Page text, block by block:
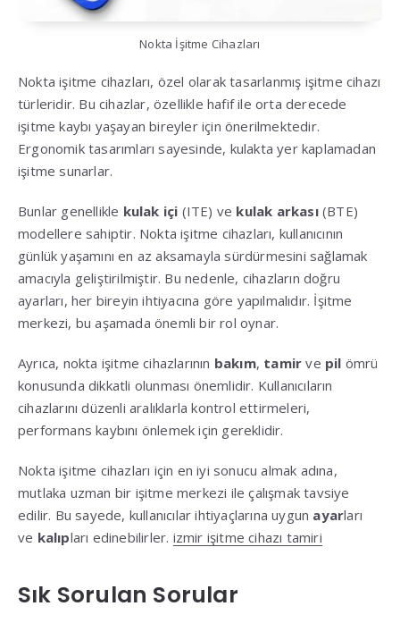
Nokta İşitme Cihazları
Nokta işitme cihazları, özel olarak tasarlanmış işitme cihazı
türleridir. Bu cihazlar, özellikle hafif ile orta derecede
işitme kaybı yaşayan bireyler için önerilmektedir.
Ergonomik tasarımları sayesinde, kulakta yer kaplamadan
işitme sunarlar.
Bunlar genellikle kulak içi (ITE) ve kulak arkası(BTE)
modellere sahiptir. Nokta işitme cihazları, kullanıcının
günlük yaşamını en az aksamayla sürdürmesini sağlamak
amacıyla geliştirilmiştir. Bu nedenle, cihazların doğru
ayarları, her bireyin ihtiyacına göre yapılmalıdır. İşitme
merkezi, bu aşamada önemli bir rol oynar.
Ayrıca, nokta işitme cihazlarının bakım, tamir ve pil ömrü
konusunda dikkatli olunması önemlidir. Kullanıcıların
cihazlarını düzenli aralıklarla kontrol ettirmeleri,
performans kaybını önlemek için gereklidir.
Nokta işitme cihazları için en iyi sonucu almak adına,
mutlaka uzman bir işitme merkezi ile çalışmak tavsiye
edilir. Bu sayede, kullanıcılar ihtiyaçlarına uygun ayarları
ve kalıpları edinebilirler. izmir işitme cihazı tamiri
Sık Sorulan Sorular